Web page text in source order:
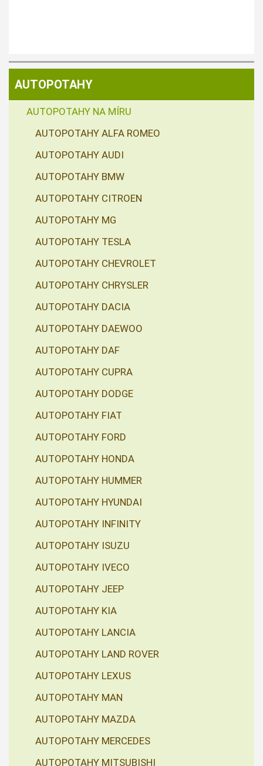
AUTOPOTAHY
AUTOPOTAHY NA MÍRU
AUTOPOTAHY ALFA ROMEO
AUTOPOTAHY AUDI
AUTOPOTAHY BMW
AUTOPOTAHY CITROEN
AUTOPOTAHY MG
AUTOPOTAHY TESLA
AUTOPOTAHY CHEVROLET
AUTOPOTAHY CHRYSLER
AUTOPOTAHY DACIA
AUTOPOTAHY DAEWOO
AUTOPOTAHY DAF
AUTOPOTAHY CUPRA
AUTOPOTAHY DODGE
AUTOPOTAHY FIAT
AUTOPOTAHY FORD
AUTOPOTAHY HONDA
AUTOPOTAHY HUMMER
AUTOPOTAHY HYUNDAI
AUTOPOTAHY INFINITY
AUTOPOTAHY ISUZU
AUTOPOTAHY IVECO
AUTOPOTAHY JEEP
AUTOPOTAHY KIA
AUTOPOTAHY LANCIA
AUTOPOTAHY LAND ROVER
AUTOPOTAHY LEXUS
AUTOPOTAHY MAN
AUTOPOTAHY MAZDA
AUTOPOTAHY MERCEDES
AUTOPOTAHY MITSUBISHI